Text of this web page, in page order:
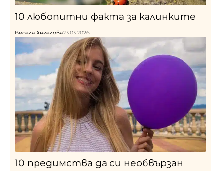
10 любопитни факта за калинките
Весела Ангелова23.03.2026
10 предимства да си необвързан